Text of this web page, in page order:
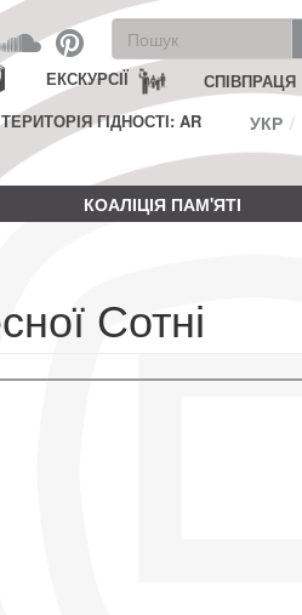
Пошукова
форма
Пошук СПІВПРАЦЯ
ЕКСКУРСІЇ
ТЕРИТОРІЯ ГІДНОСТІ: AR
УКР
КОАЛІЦІЯ ПАМ'ЯТІ
Сотні